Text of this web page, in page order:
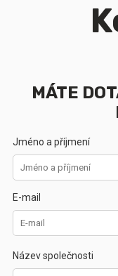
MÁTE
Jméno a příjmení
E-mail
Název společnosti